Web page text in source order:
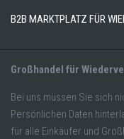
B2B MARKTPLATZ FÜR
Großhandel für
Bei uns müssen Sie sich
Persönlichen Daten
für alle Einkäufer und